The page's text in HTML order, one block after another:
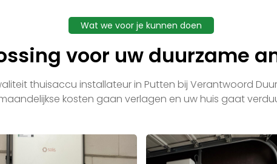
Wat we voor je kunnen doen
voor uw duurzame
thuisaccu installateur in Putten bij Verantwoord
kosten gaan verlagen en uw huis gaat